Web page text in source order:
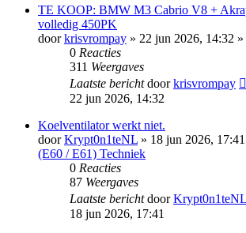
TE KOOP: BMW M3 Cabrio V8 +
volledig 450PK
doorkrisvrompay » 22 jun 2026, 14:32
0 Reacties
311 Weergaves
Laatste berichtdoorkrisvrompay
22 jun 2026, 14:32
Koelventilator werkt niet.
doorKrypt0n1teNL » 18 jun 2026, 17:41
(E60 / E61) Techniek
0 Reacties
87 Weergaves
Laatste berichtdoorKrypt0n1teNL
18 jun 2026, 17:41